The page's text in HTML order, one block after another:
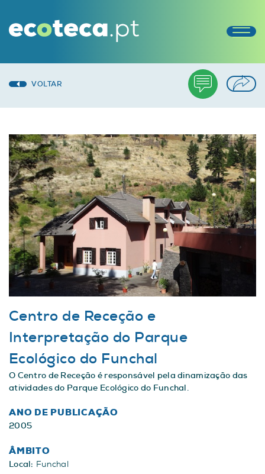
VOLTAR
Centro de Receção e
Interpretação do Parque
Ecológico do Funchal
O Centro de Receção é responsável pela dinamização das
atividades do Parque Ecológico do Funchal.
ANO DE PUBLICAÇÃO
2005
ÂMBITO
Local: Funchal